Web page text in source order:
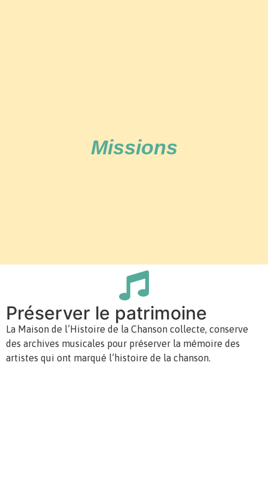
Missions
Préserver le patrimoine
La Maison de l’Histoire de la Chanson collecte, conserve
des archives musicales pour préserver la mémoire des
artistes qui ont marqué l’histoire de la chanson.